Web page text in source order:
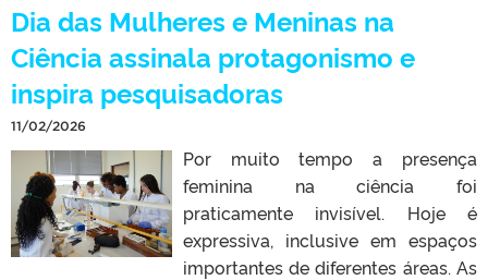
Dia das Mulheres e Meninas na
Ciência assinala protagonismo e
inspira pesquisadoras
11/02/2026
Por muito tempo a presença
feminina na ciência foi
praticamente invisível. Hoje é
expressiva, inclusive em espaços
importantes de diferentes áreas. As